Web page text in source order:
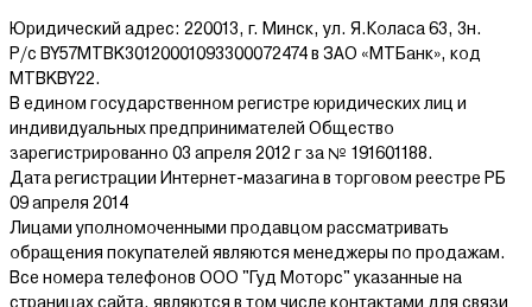
В каталоге Agrox можно купить болгарку с плавным пуском по
доступной цене с гарантией и доставкой.
Юридический адрес: 220013, г. Минск, ул. Я.Коласа 63, 3н.
Р/с BY57MTBK30120001093300072474 в ЗАО «МТБанк», код
MTBKBY22.
В едином государственном регистре юридических лиц и
индивидуальных предпринимателей Общество
зарегистрированно 03 апреля 2012 г за № 191601188.
Дата регистрации Интернет-мазагина в торговом реестре РБ
09 апреля 2014
Лицами уполномоченными продавцом рассматривать
обращения покупателей являются менеджеры по продажам.
Все номера телефонов ООО "Гуд Моторс" указанные на
страницах сайта, являются в том числе контактами для связи